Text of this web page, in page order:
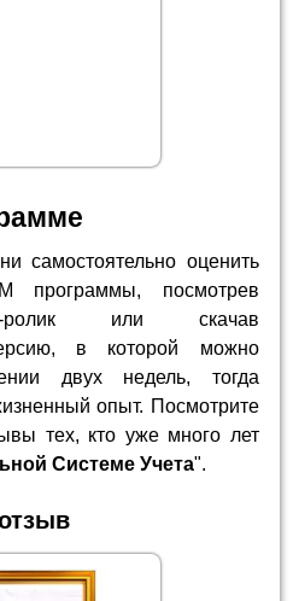
самостоятельно оценить
программы, посмотрев
ролик или скачав
в которой можно
двух недель, тогда
опыт. Посмотрите
тех, кто уже много лет
Системе Учета".